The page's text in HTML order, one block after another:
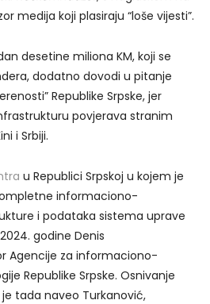
medija koji plasiraju “loše vijesti”.
desetine miliona KM, koji se
dodatno dovodi u pitanje
Republike Srpske, jer
povjerava stranim
i Srbiji.
u Republici Srpskoj u kojem je
informaciono-
i podataka sistema uprave
godine Denis
Agencije za informaciono-
Republike Srpske. Osnivanje
tada naveo Turkanović,